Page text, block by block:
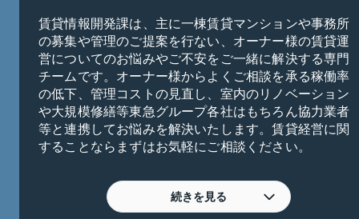
賃貸情報開発課は、主に一棟賃貸マンションや事務所
の募集や管理のご提案を行ない、オーナー様の賃貸運
営についてのお悩みやご不安をご一緒に解決する専門
チームです。オーナー様からよくご相談を承る稼働率
の低下、管理コストの見直し、室内のリノベーション
や大規模修繕等東急グループ各社はもちろん協力業者
等と連携してお悩みを解決いたします。賃貸経営に関
することならまずはお気軽にご相談ください。
続きを見る